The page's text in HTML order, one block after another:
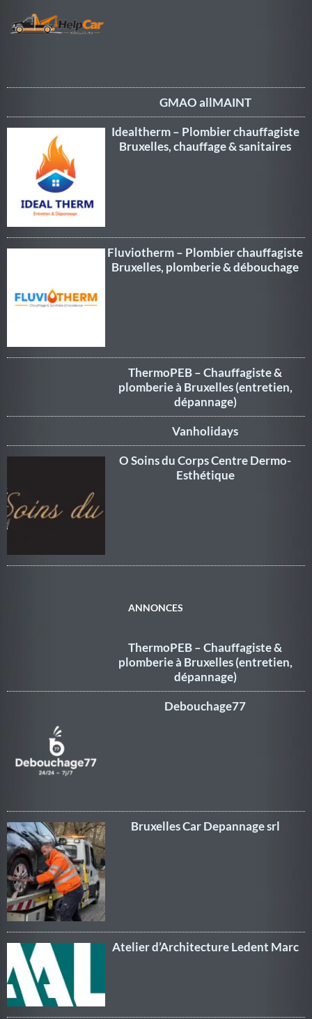
GMAO allMAINT
Idealtherm – Plombier chauffagiste
Bruxelles, chauffage & sanitaires
Fluviotherm – Plombier chauffagiste
Bruxelles, plomberie & débouchage
ThermoPEB – Chauffagiste &
plomberie à Bruxelles (entretien,
dépannage)
Vanholidays
O Soins du Corps Centre Dermo-
Esthétique
ANNONCES
ThermoPEB – Chauffagiste &
plomberie à Bruxelles (entretien,
dépannage)
Debouchage77
Bruxelles Car Depannage srl
Atelier d’Architecture Ledent Marc